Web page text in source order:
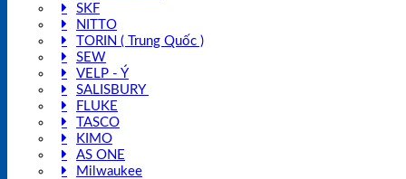
SKF
NITTO
TORIN ( Trung Quốc )
SEW
VELP - Ý
SALISBURY
FLUKE
TASCO
KIMO
AS ONE
Milwaukee